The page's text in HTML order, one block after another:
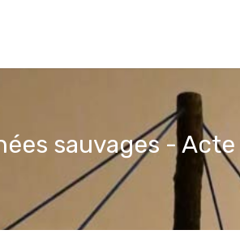
sauvages -